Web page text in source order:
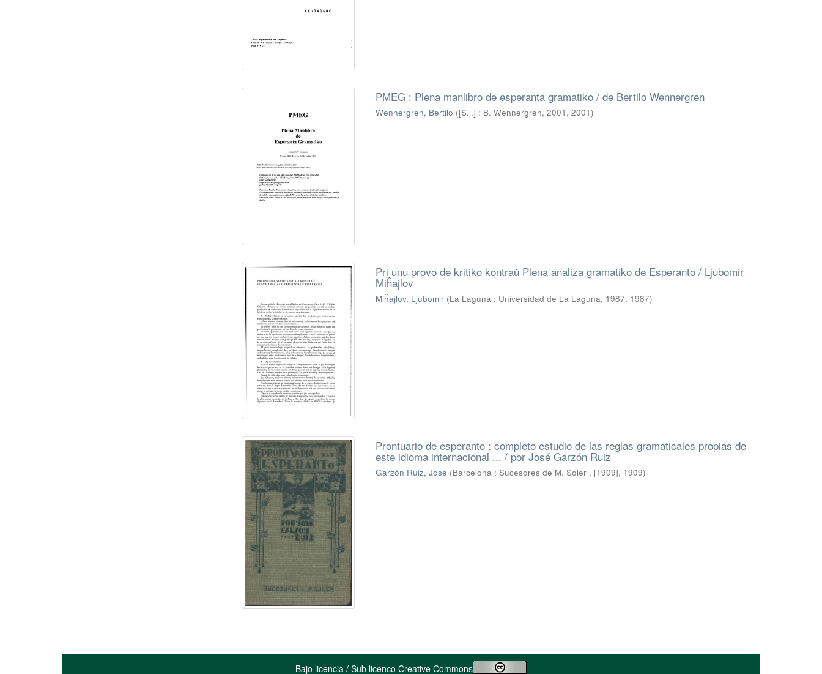
PMEG : Plena manlibro de esperanta gramatiko / de Bertilo Wennergren
Wennergren, Bertilo ([S.l.] : B. Wennergren, 2001 , 2001)
Pri unu provo de kritiko kontraŭ Plena analiza gramatiko de Esperanto / Ljubomir
Miĥajlov
Miĥajlov, Ljubomir (La Laguna : Universidad de La Laguna, 1987, 1987)
Prontuario de esperanto : completo estudio de las reglas gramaticales propias de
este idioma internacional ... / por José Garzón Ruiz
Garzón Ruiz, José (Barcelona : Sucesores de M. Soler , [1909], 1909)
Bajo licencia / Sub licenco Creative Commons